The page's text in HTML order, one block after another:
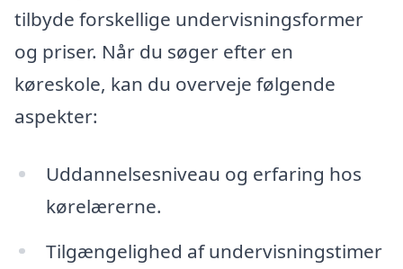
tilbyde forskellige undervisningsformer
og priser. Når du søger efter en
køreskole, kan du overveje følgende
aspekter:
Uddannelsesniveau og erfaring hos
kørelærerne.
Tilgængelighed af undervisningstimer